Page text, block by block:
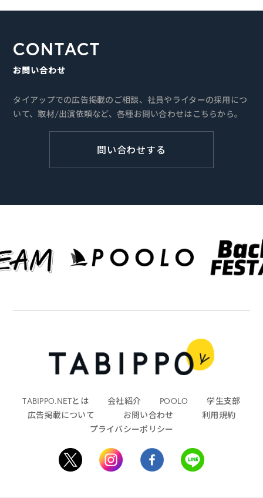
CONTACT
お問い合わせ
タイアップでの広告掲載のご相談、社員やライターの採用につ
いて、取材/出演依頼など、各種お問い合わせはこちらから。
問い合わせする
TABIPPO.NETとは 会社紹介 POOLO
学生支部
広告掲載について
お問い合わせ
利用規約
プライバシーポリシー